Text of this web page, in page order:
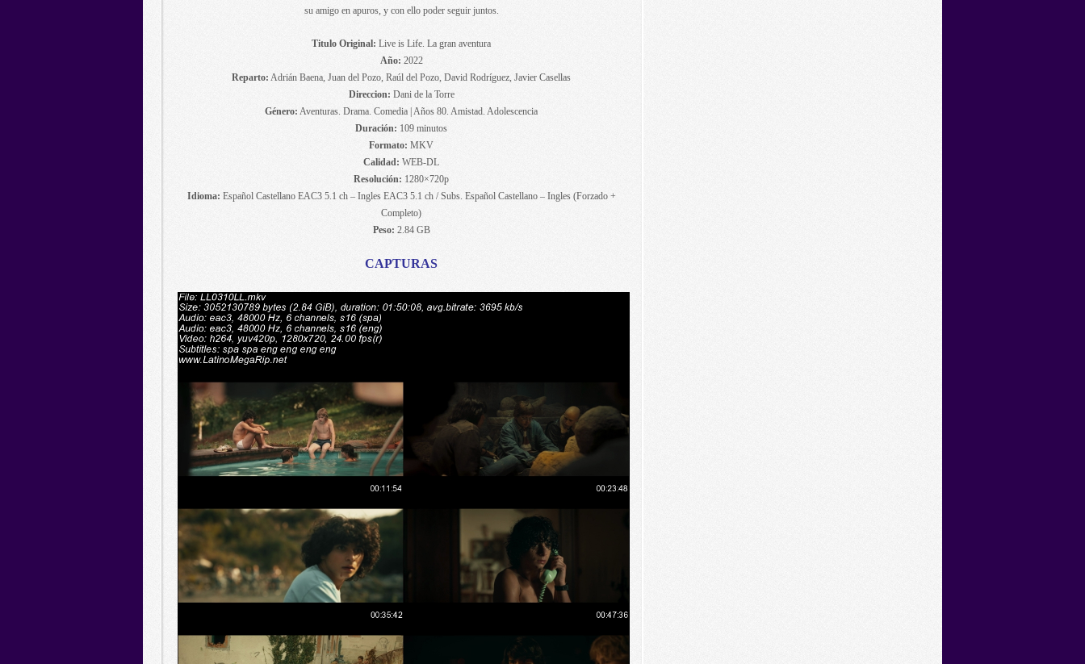
su amigo en apuros, y con ello poder seguir juntos.
Titulo Original: Live is Life. La gran aventura
Año: 2022
Reparto: Adrián Baena, Juan del Pozo, Raúl del Pozo, David Rodríguez, Javier Casellas
Direccion: Dani de la Torre
Género: Aventuras. Drama. Comedia | Años 80. Amistad. Adolescencia
Duración: 109 minutos
Formato: MKV
Calidad: WEB-DL
Resolución: 1280×720p
Idioma: Español Castellano EAC3 5.1 ch – Ingles EAC3 5.1 ch / Subs. Español Castellano – Ingles (Forzado +
Completo)
Peso: 2.84 GB
CAPTURAS